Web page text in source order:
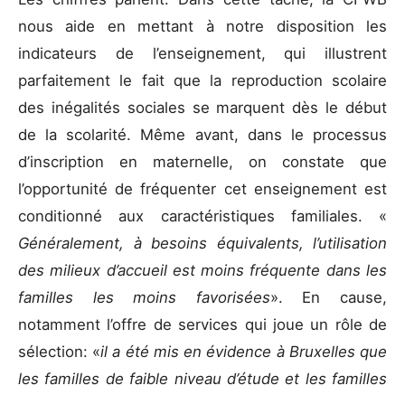
nous aide en mettant à notre disposition les
indicateurs de l’enseignement, qui illustrent
parfaitement le fait que la reproduction scolaire
des inégalités sociales se marquent dès le début
de la scolarité. Même avant, dans le processus
d’inscription en maternelle, on constate que
l’opportunité de fréquenter cet enseignement est
conditionné aux caractéristiques familiales. «
Généralement, à besoins équivalents, l’utilisation
des milieux d’accueil est moins fréquente dans les
familles les moins favorisées». En cause,
notamment l’offre de services qui joue un rôle de
sélection: «il a été mis en évidence à Bruxelles que
les familles de faible niveau d’étude et les familles